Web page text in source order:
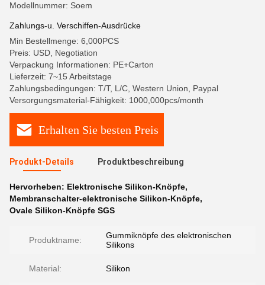
Modellnummer: Soem
Zahlungs-u. Verschiffen-Ausdrücke
Min Bestellmenge: 6,000PCS
Preis: USD, Negotiation
Verpackung Informationen: PE+Carton
Lieferzeit: 7~15 Arbeitstage
Zahlungsbedingungen: T/T, L/C, Western Union, Paypal
Versorgungsmaterial-Fähigkeit: 1000,000pcs/month
Erhalten Sie besten Preis
Produkt-Details Produktbeschreibung
Hervorheben: Elektronische Silikon-Knöpfe,
Membranschalter-elektronische Silikon-Knöpfe,
Ovale Silikon-Knöpfe SGS
Produktname:
Gummiknöpfe des elektronischen
Silikons
Material: Silikon